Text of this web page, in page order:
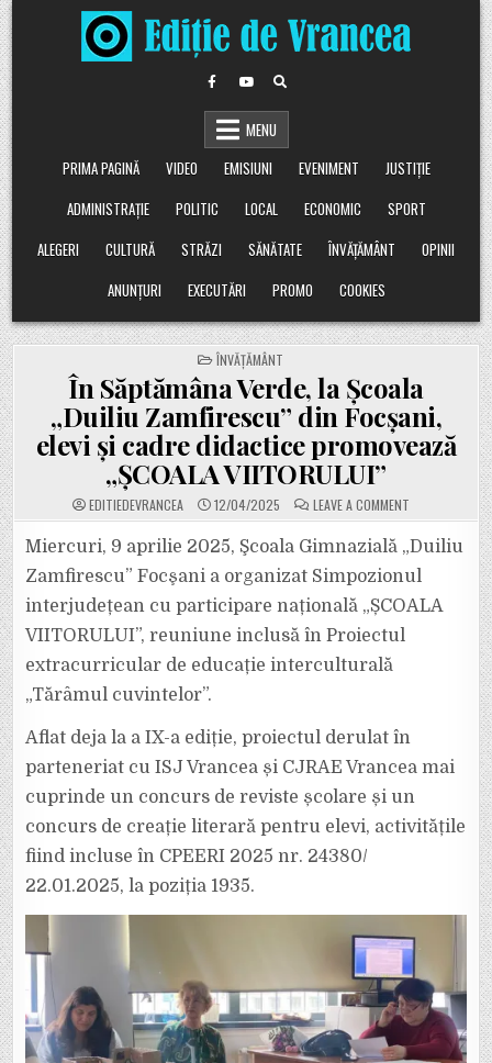
Skip
to
content
MENU
PRIMA PAGINĂ
VIDEO EMISIUNI EVENIMENT
JUSTIȚIE
ADMINISTRAȚIE
POLITIC LOCAL ECONOMIC
SPORT
ALEGERI
CULTURĂ STRĂZI SĂNĂTATE ÎNVĂȚĂMÂNT
OPINII
ANUNȚURI
EXECUTĂRI PROMO COOKIES
POSTED
IN
ÎNVĂȚĂMÂNT
În Săptămâna Verde, la Școala
„Duiliu Zamfirescu” din Focșani,
elevi și cadre didactice promovează
„ȘCOALA VIITORULUI”
EDITIEDEVRANCEA 12/04/2025 LEAVE A COMMENTON
ÎN
VERDE,
LA
ȘCOALA
„DUILIU
ZAMFIRESCU”
DIN
Miercuri, 9 aprilie 2025, Şcoala Gimnazială „Duiliu
Zamfirescu” Focşani a organizat Simpozionul
interjudețean cu participare națională „ȘCOALA
VIITORULUI”, reuniune inclusă în Proiectul
extracurricular de educație interculturală
„Tărâmul cuvintelor”.
Aflat deja la a IX-a ediție, proiectul derulat în
parteneriat cu ISJ Vrancea și CJRAE Vrancea mai
cuprinde un concurs de reviste școlare și un
concurs de creație literară pentru elevi, activitățile
fiind incluse în CPEERI 2025 nr. 24380/
22.01.2025, la poziția 1935.